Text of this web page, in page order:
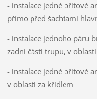
- instalace jedné břitové
přímo před šachtami
- instalace jednoho páru
zadní části trupu, v
- instalace jedné břitové
v oblasti za křídlem